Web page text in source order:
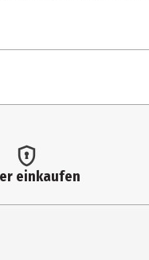
einkaufen